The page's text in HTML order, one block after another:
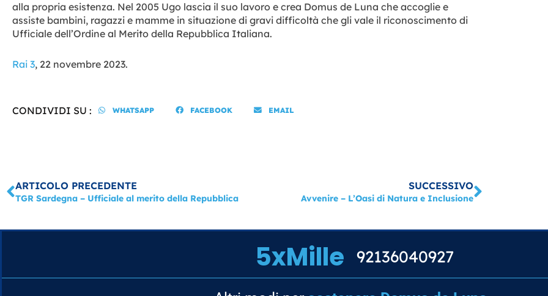
alla propria esistenza. Nel 2005 Ugo lascia il suo lavoro e crea Domus de Luna che accoglie e
assiste bambini, ragazzi e mamme in situazione di gravi difficoltà che gli vale il riconoscimento di
Ufficiale dell’Ordine al Merito della Repubblica Italiana.
Rai 3, 22 novembre 2023.
CONDIVIDI SU : WHATSAPP FACEBOOK EMAIL
Precedente
ARTICOLO PRECEDENTE
TGR Sardegna – Ufficiale al merito della Repubblica
SUCCESSIVO
Avvenire – L’Oasi di Natura e Inclusione
5xMille 92136040927